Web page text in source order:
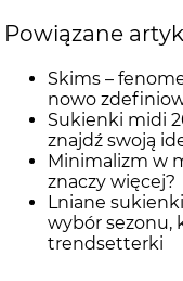
Powiązane
Skims –
nowo
Sukienki midi
znajdź swoją
Minimalizm w
znaczy więcej?
Lniane
wybór sezonu,
trendsetterki